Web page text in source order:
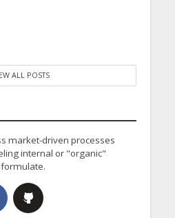
ALL POSTS
market-driven processes
internal or "organic"